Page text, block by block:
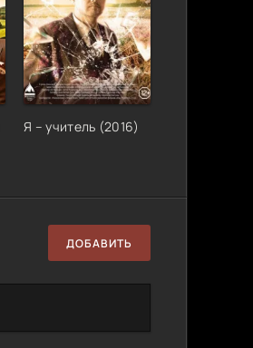
Я – учитель (2016)
ДОБАВИТЬ